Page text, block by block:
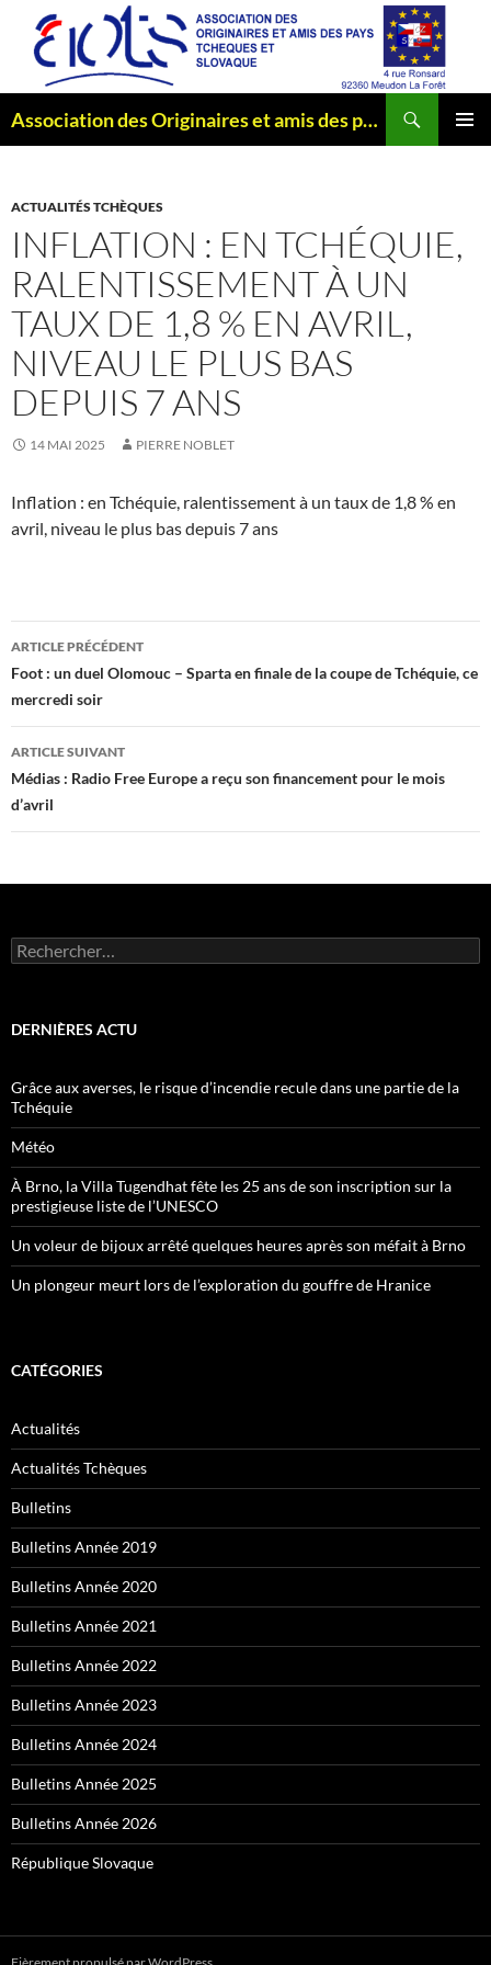
contenu
Association des Originaires et amis des pays Tchèques et Slovaque
ACTUALITÉS TCHÈQUES
INFLATION : EN TCHÉQUIE,
RALENTISSEMENT À UN
TAUX DE 1,8 % EN AVRIL,
NIVEAU LE PLUS BAS
DEPUIS 7 ANS
14 MAI 2025 PIERRE NOBLET
Inflation : en Tchéquie, ralentissement à un taux de 1,8 % en
avril, niveau le plus bas depuis 7 ans
Navigation
des
articles
ARTICLE PRÉCÉDENT
Foot : un duel Olomouc – Sparta en finale de la coupe de Tchéquie, ce
mercredi soir
ARTICLE SUIVANT
Médias : Radio Free Europe a reçu son financement pour le mois
d’avril
Rechercher :
DERNIÈRES ACTU
Grâce aux averses, le risque d’incendie recule dans une partie de la
Tchéquie
Météo
À Brno, la Villa Tugendhat fête les 25 ans de son inscription sur la
prestigieuse liste de l’UNESCO
Un voleur de bijoux arrêté quelques heures après son méfait à Brno
Un plongeur meurt lors de l’exploration du gouffre de Hranice
CATÉGORIES
Actualités
Actualités Tchèques
Bulletins
Bulletins Année 2019
Bulletins Année 2020
Bulletins Année 2021
Bulletins Année 2022
Bulletins Année 2023
Bulletins Année 2024
Bulletins Année 2025
Bulletins Année 2026
République Slovaque